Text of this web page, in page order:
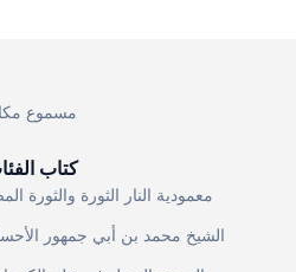
مسموع
كتاب
معمودية النار الثورة والثورة
الشيخ محمد بن أبي جمهور